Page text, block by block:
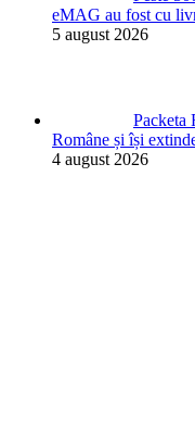
eMAG au fost cu
5 august 2026
Packeta
Române și își
4 august 2026